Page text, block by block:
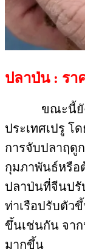
ปลาป่น : รา
ขณะนี้ยังคง
ประเทศเปรู โ
การจับปลาฤดู
กุมภาพันธ์หรือ
ปลาป่นที่จีนปรั
ท่าเรือปรับตัว
ขึ้นเช่นกัน จา
มากขึ้น